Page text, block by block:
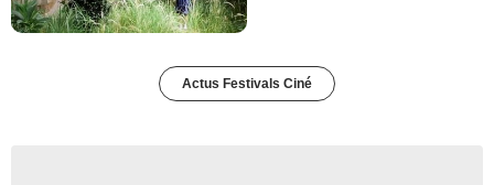
Actus Festivals Ciné